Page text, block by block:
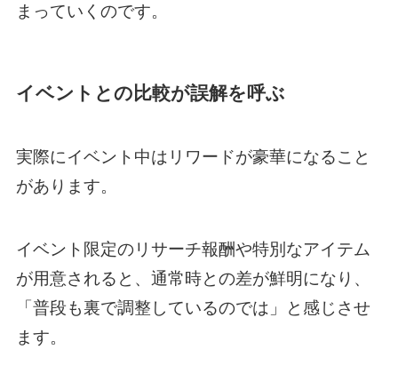
まっていくのです。
イベントとの比較が誤解を呼ぶ
実際にイベント中はリワードが豪華になること
があります。
イベント限定のリサーチ報酬や特別なアイテム
が用意されると、通常時との差が鮮明になり、
「普段も裏で調整しているのでは」と感じさせ
ます。